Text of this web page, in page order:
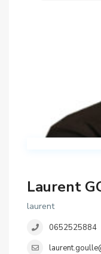
Laurent
laurent
0652525884